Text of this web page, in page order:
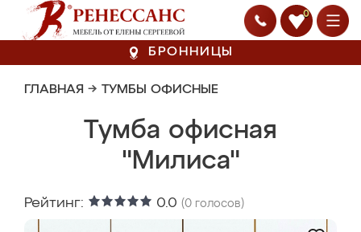
0
БРОННИЦЫ
ГЛАВНАЯ → ТУМБЫ ОФИСНЫЕ
Тумба офисная
"Милиса"
Рейтинг: 0.0 (0 голосов)